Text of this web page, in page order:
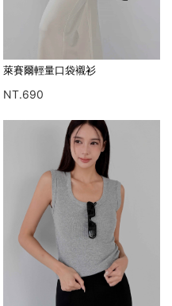
萊賽爾輕量口袋襯衫
NT.690